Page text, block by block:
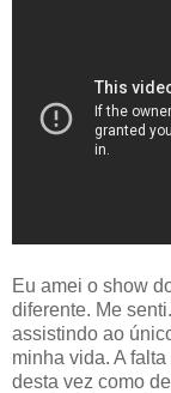
Eu amei o show
diferente. Me
assistindo ao
minha vida. A
desta vez como